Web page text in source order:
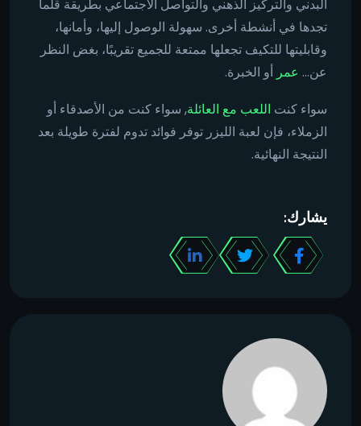
البدني والتركيز الذهني والتواصل الاجتماعي بطريقة قلّما
تجدها في أنشطة أخرى. سهولة الوصول إليها، وأمانها،
وقابليتها للتكيف تجعلها ممتعة للجميع تقريبًا، بغض النظر
عن... عمر أو الخبرة.
سواء كنت اللعب مع العائلة, سواء كنت من الأصدقاء أو
الزملاء، فإن لعبة الليزر توفر فوائد تدوم لفترة طويلة بعد
النتيجة النهائية.
يشارك: